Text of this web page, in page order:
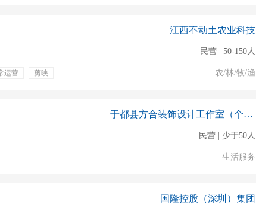
运营
剪映
江西不动土农业科技
民营 | 50-150人
农/林/牧/渔
于都县方合装饰设计工作室（个体工商户）
民营 | 少于50人
生活服务
国隆控股（深圳）集团